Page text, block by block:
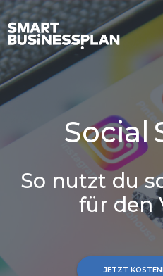
Social
So nutzt du
für den
JETZT